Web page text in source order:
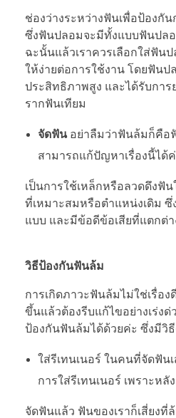
ช่องว่างระหว่างฟันเพื่อป้องกั
ซึ่งฟันปลอมจะมีทั้งแบบฟันปล
ฉะนั้นแล้วเราควรเลือกใส่ฟันป
ให้ง่ายต่อการใช้งาน โดยฟัน
ประสิทธิภาพสูง และได้รับกา
รากฟันเทียม
จัดฟันอย่าลืมว่าฟันล้มก็คือ
สามารถแก้ปัญหาเรื่องนี้ได้
เป็นการใช้เหล็กหรือลวดดึงฟั
ที่เหมาะสมหรือตำแหน่งเดิม
แบบ และมีข้อดีข้อเสียที่แตกต่
วิธีป้องกันฟันล้ม
การเกิดภาวะฟันล้มไม่ใช่เรื่อ
ขึ้นแล้วต้องรีบแก้ไขอย่างเร่งด่
ป้องกันฟันล้มได้ด้วยค่ะ ซึ่งมีวิ
ใส่รีเทนเนอร์ ในคนที่จัดฟัน
การใส่รีเทนเนอร์ เพราะหลั
จัดฟันแล้ว ฟันของเราก็เสี่ยงที่ล้